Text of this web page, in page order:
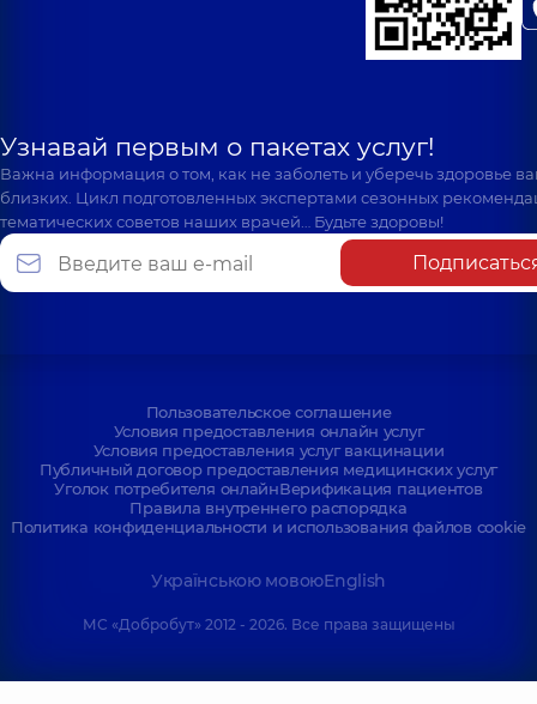
Узнавай первым о пакетах услуг!
Важна информация о том, как не заболеть и уберечь здоровье
близких. Цикл подготовленных экспертами сезонных
тематических советов наших врачей… Будьте здоровы!
Пользовательское соглашение
Условия предоставления онлайн услуг
Условия предоставления услуг вакцинации
Публичный договор предоставления медицинских услуг
Уголок потребителя онлайнВерификация пациентов
Правила внутреннего распорядка
Политика конфиденциальности и использования файлов cookie
Українською мовоюEnglish
МС «Добробут» 2012 - 2026. Все права защищены